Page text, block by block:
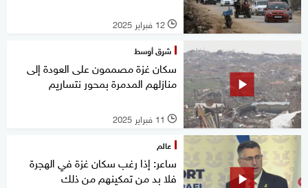
l 12 فبراير 2025
شرق أوسط
سكان غزة مصممون على العودة إلى
منازلهم المدمرة بمحور نتساريم
l 11 فبراير 2025
عالم
ساعر: إذا رغب سكان غزة في الهجرة
فلا بد من تمكينهم من ذلك